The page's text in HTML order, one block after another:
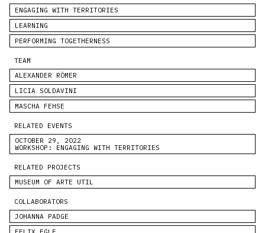
ENGAGING WITH TERRITORIES
LEARNING
PERFORMING TOGETHERNESS
TEAM
ALEXANDER RÖMER
LICIA SOLDAVINI
MASCHA FEHSE
RELATED EVENTS
OCTOBER 29, 2022
WORKSHOP: ENGAGING WITH TERRITORIES
RELATED PROJECTS
MUSEUM OF ARTE UTIL
COLLABORATORS
JOHANNA PADGE